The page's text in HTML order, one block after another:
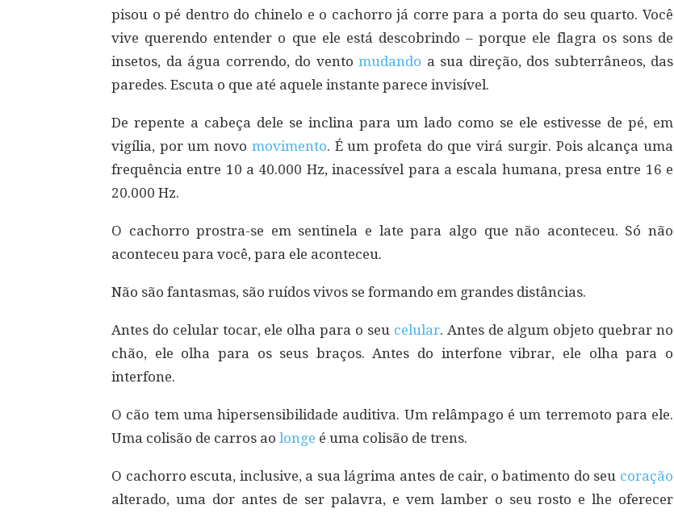
pisou o pé dentro do chinelo e o cachorro já corre para a porta do seu quarto. Você
vive querendo entender o que ele está descobrindo – porque ele flagra os sons de
insetos, da água correndo, do vento mudando a sua direção, dos subterrâneos, das
paredes. Escuta o que até aquele instante parece invisível.
De repente a cabeça dele se inclina para um lado como se ele estivesse de pé, em
vigília, por um novo movimento. É um profeta do que virá surgir. Pois alcança uma
frequência entre 10 a 40.000 Hz, inacessível para a escala humana, presa entre 16 e
20.000 Hz.
O cachorro prostra-se em sentinela e late para algo que não aconteceu. Só não
aconteceu para você, para ele aconteceu.
Não são fantasmas, são ruídos vivos se formando em grandes distâncias.
Antes do celular tocar, ele olha para o seu celular. Antes de algum objeto quebrar no
chão, ele olha para os seus braços. Antes do interfone vibrar, ele olha para o
interfone.
O cão tem uma hipersensibilidade auditiva. Um relâmpago é um terremoto para ele.
Uma colisão de carros ao longe é uma colisão de trens.
O cachorro escuta, inclusive, a sua lágrima antes de cair, o batimento do seu coração
alterado, uma dor antes de ser palavra, e vem lamber o seu rosto e lhe oferecer